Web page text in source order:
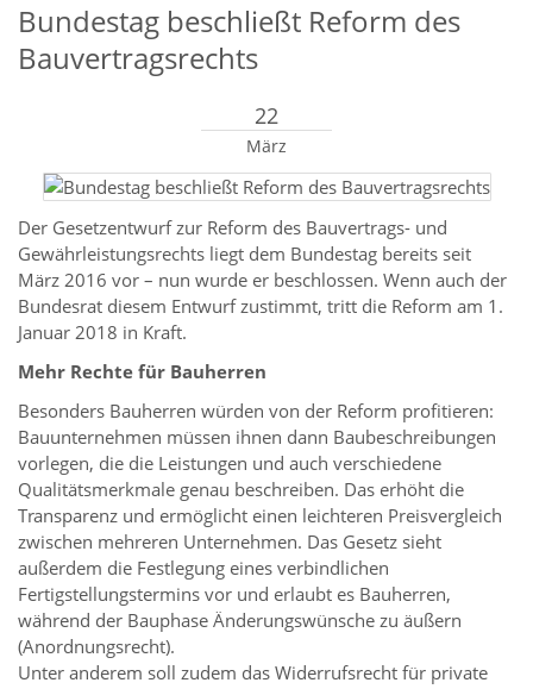
Bundestag beschließt Reform des
Bauvertragsrechts
22
März
Der Gesetzentwurf zur Reform des Bauvertrags- und
Gewährleistungsrechts liegt dem Bundestag bereits seit
März 2016 vor – nun wurde er beschlossen. Wenn auch der
Bundesrat diesem Entwurf zustimmt, tritt die Reform am 1.
Januar 2018 in Kraft.
Mehr Rechte für Bauherren
Besonders Bauherren würden von der Reform profitieren:
Bauunternehmen müssen ihnen dann Baubeschreibungen
vorlegen, die die Leistungen und auch verschiedene
Qualitätsmerkmale genau beschreiben. Das erhöht die
Transparenz und ermöglicht einen leichteren Preisvergleich
zwischen mehreren Unternehmen. Das Gesetz sieht
außerdem die Festlegung eines verbindlichen
Fertigstellungstermins vor und erlaubt es Bauherren,
während der Bauphase Änderungswünsche zu äußern
(Anordnungsrecht).
Unter anderem soll zudem das Widerrufsrecht für private